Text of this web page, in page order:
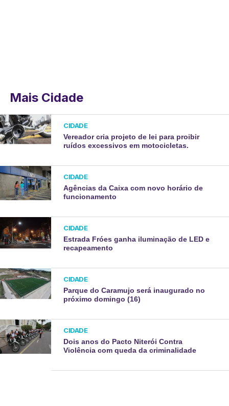
Mais Cidade
CIDADE
Vereador cria projeto de lei para proibir
ruídos excessivos em motocicletas.
CIDADE
Agências da Caixa com novo horário de
funcionamento
CIDADE
Estrada Fróes ganha iluminação de LED e
recapeamento
CIDADE
Parque do Caramujo será inaugurado no
próximo domingo (16)
CIDADE
Dois anos do Pacto Niterói Contra
Violência com queda da criminalidade